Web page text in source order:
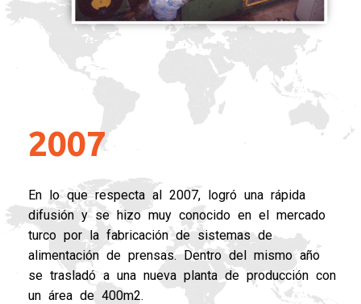
2007
En lo que respecta al 2007, logró una rápida
difusión y se hizo muy conocido en el mercado
turco por la fabricación de sistemas de
alimentación de prensas. Dentro del mismo año
se trasladó a una nueva planta de producción con
un área de 400m2.